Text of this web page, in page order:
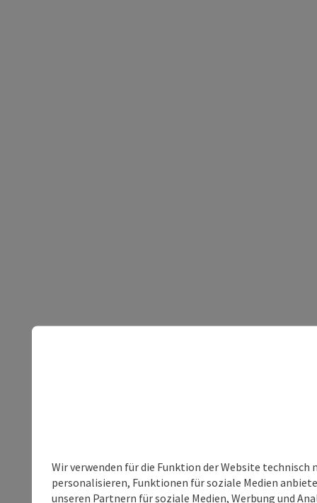
Wir verwenden für die Funktion der Website
personalisieren, Funktionen für soziale Medien
unseren Partnern für soziale Medien, Werbung und